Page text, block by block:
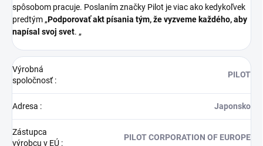
spôsobom pracuje. Poslaním značky Pilot je viac ako kedykoľvek
predtým „Podporovať akt písania tým, že vyzveme každého, aby
napísal svoj svet. „
Výrobná
spoločnosť:
PILOT
Adresa : Japonsko
Zástupca
výrobcu v EÚ :
PILOT CORPORATION OF EUROPE